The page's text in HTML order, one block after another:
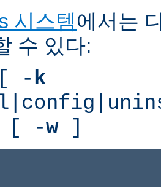
시스템에서는
수 있다:
-k
[ -w]